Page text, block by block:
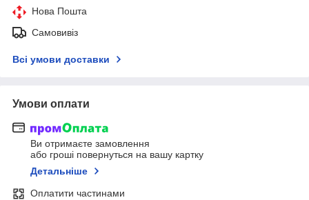
Нова Пошта
Самовивіз
Всі умови доставки
Умови оплати
Ви отримаєте замовлення
або гроші повернуться на вашу картку
Детальніше
Оплатити частинами